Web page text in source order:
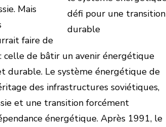
Mais
faire de
de bâtir un avenir énergétique
durable. Le système énergétique de
des infrastructures soviétiques,
et une transition forcément
énergétique. Après 1991, le